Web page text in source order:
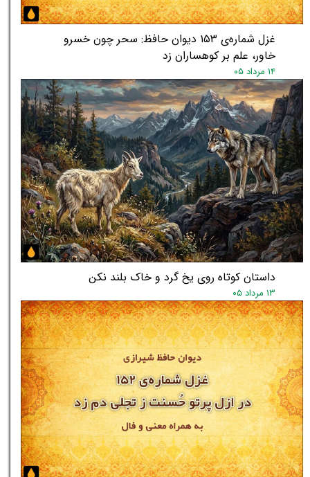
غزل شماره‌ی ۱۵۳ دیوان حافظ: سحر چون خسرو
خاور، علم بر کوهساران زد
۱۴ مرداد ۰۵
داستان کوتاه روی یخ گرد و خاک بلند نکن
۱۳ مرداد ۰۵